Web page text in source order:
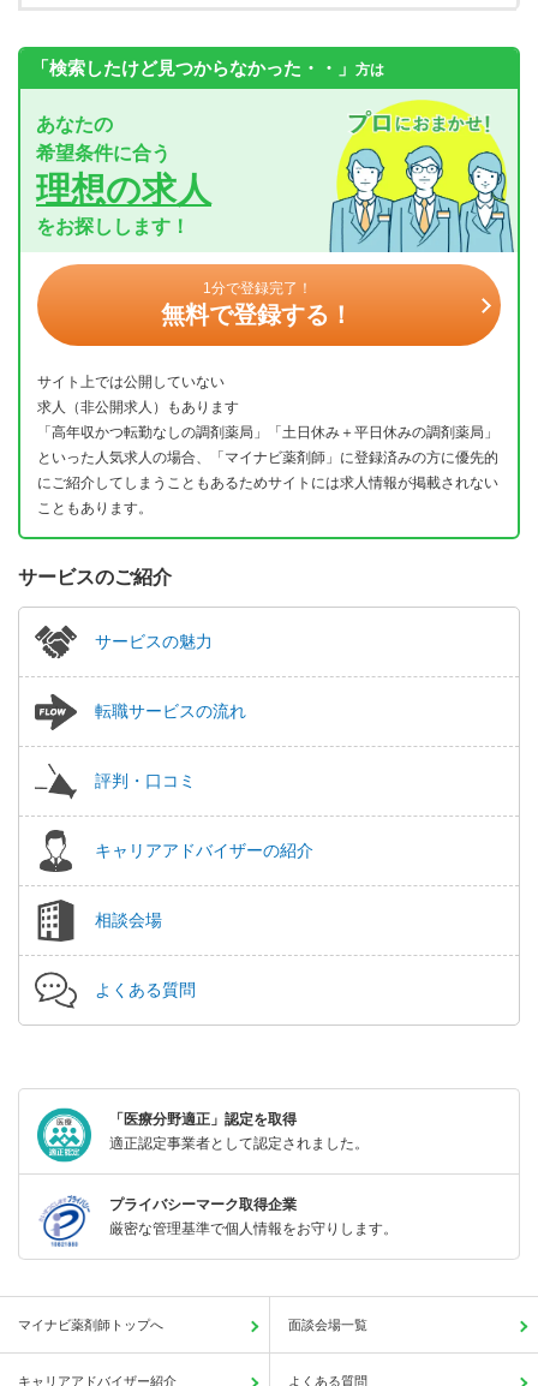
「検索したけど見つからなかった・・」 方は
あなたの
希望条件に合う
理想の求人
をお探しします！
1分で登録完了！
無料で登録する！
サイト上では公開していない
求人（非公開求人）もあります
「高年収かつ転勤なしの調剤薬局」「土日休み＋平日休みの調剤薬局」
といった人気求人の場合、「マイナビ薬剤師」に登録済みの方に優先的
にご紹介してしまうこともあるためサイトには求人情報が掲載されない
こともあります。
サービスのご紹介
サービスの魅力
転職サービスの流れ
評判・口コミ
キャリアアドバイザーの紹介
相談会場
よくある質問
「医療分野適正」認定を取得
適正認定事業者として認定されました。
プライバシーマーク取得企業
厳密な管理基準で個人情報をお守りします。
マイナビ薬剤師トップへ 面談会場一覧
キャリアアドバイザー紹介 よくある質問